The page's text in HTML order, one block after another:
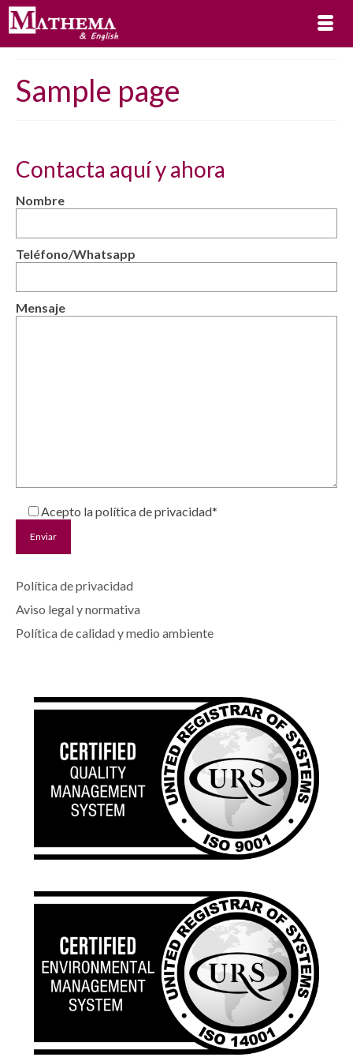
Sample page
Contacta aquí y ahora
Nombre
Teléfono/Whatsapp
Mensaje
Acepto la política de privacidad*
Política de privacidad
Aviso legal y normativa
Política de calidad y medio ambiente